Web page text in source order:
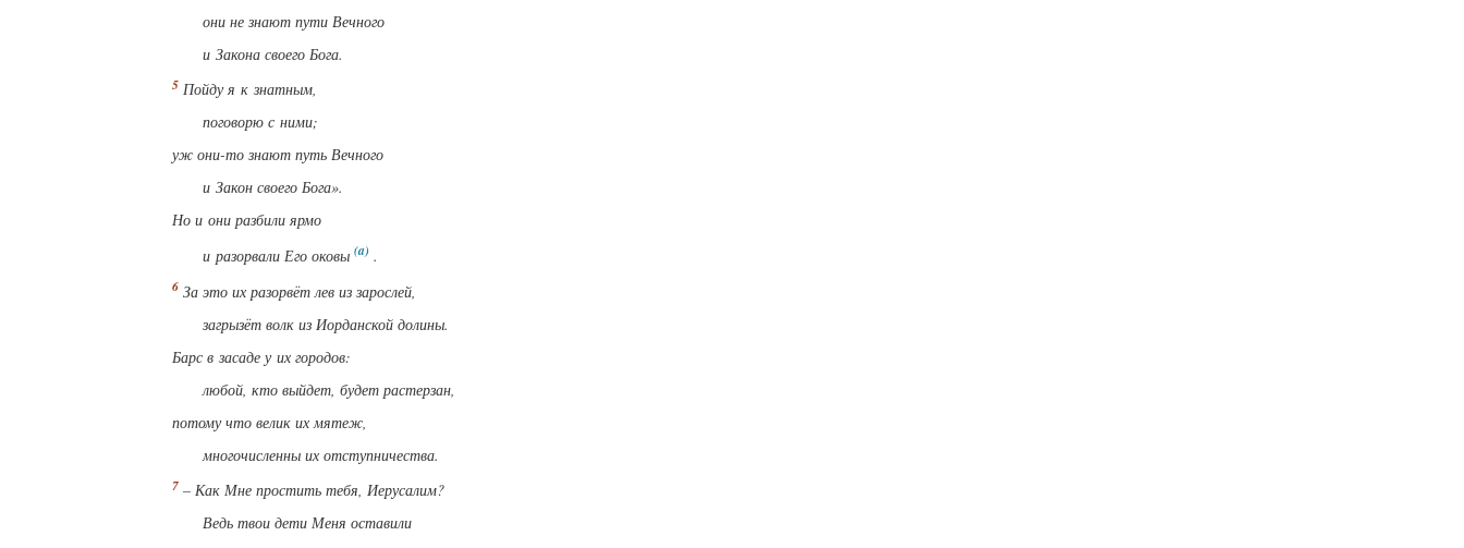
они не знают пути Вечного
и Закона своего Бога.
Пойду я к знатным,
поговорю с ними;
уж они-то знают путь Вечного
и Закон своего Бога».
Но и они разбили ярмо
и разорвали Его оковы
.
За это их разорвёт лев из зарослей,
загрызёт волк из Иорданской долины.
Барс в засаде у их городов:
любой, кто выйдет, будет растерзан,
потому что велик их мятеж,
многочисленны их отступничества.
– Как Мне простить тебя, Иерусалим?
Ведь твои дети Меня оставили